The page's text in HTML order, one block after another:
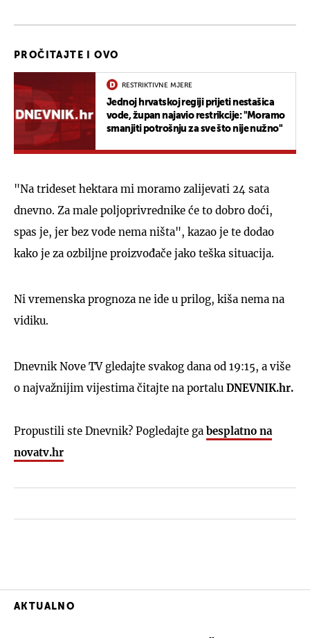
PROČITAJTE I OVO
RESTRIKTIVNE MJERE
Jednoj hrvatskoj regiji prijeti nestašica
vode, župan najavio restrikcije: "Moramo
smanjiti potrošnju za sve što nije nužno"
"Na trideset hektara mi moramo zalijevati 24 sata
dnevno. Za male poljoprivrednike će to dobro doći,
spas je, jer bez vode nema ništa", kazao je te dodao
kako je za ozbiljne proizvođače jako teška situacija.
Ni vremenska prognoza ne ide u prilog, kiša nema na
vidiku.
Dnevnik Nove TV gledajte svakog dana od 19:15, a više
o najvažnijim vijestima čitajte na portalu DNEVNIK.hr.
Propustili ste Dnevnik? Pogledajte ga besplatno na
novatv.hr
AKTUALNO